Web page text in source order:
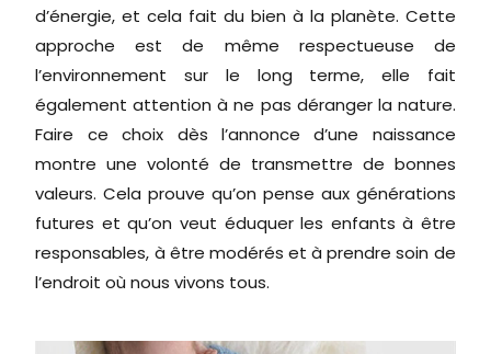
d’énergie, et cela fait du bien à la planète. Cette
approche est de même respectueuse de
l’environnement sur le long terme, elle fait
également attention à ne pas déranger la nature.
Faire ce choix dès l’annonce d’une naissance
montre une volonté de transmettre de bonnes
valeurs. Cela prouve qu’on pense aux générations
futures et qu’on veut éduquer les enfants à être
responsables, à être modérés et à prendre soin de
l’endroit où nous vivons tous.